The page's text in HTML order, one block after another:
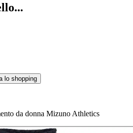
lo shopping
da donna Mizuno Athletics